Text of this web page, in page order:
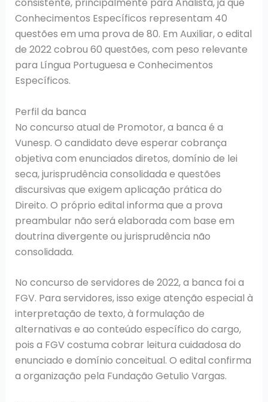
Conhecimentos Específicos representam 40
questões em uma prova de 80. Em Auxiliar, o edital
de 2022 cobrou 60 questões, com peso relevante
para Língua Portuguesa e Conhecimentos
Específicos.
Perfil da banca
No concurso atual de Promotor, a banca é a
Vunesp. O candidato deve esperar cobrança
objetiva com enunciados diretos, domínio de lei
seca, jurisprudência consolidada e questões
discursivas que exigem aplicação prática do
Direito. O próprio edital informa que a prova
preambular não será elaborada com base em
doutrina divergente ou jurisprudência não
consolidada.
No concurso de servidores de 2022, a banca foi a
FGV. Para servidores, isso exige atenção especial à
interpretação de texto, à formulação de
alternativas e ao conteúdo específico do cargo,
pois a FGV costuma cobrar leitura cuidadosa do
enunciado e domínio conceitual. O edital confirma
a organização pela Fundação Getulio Vargas.